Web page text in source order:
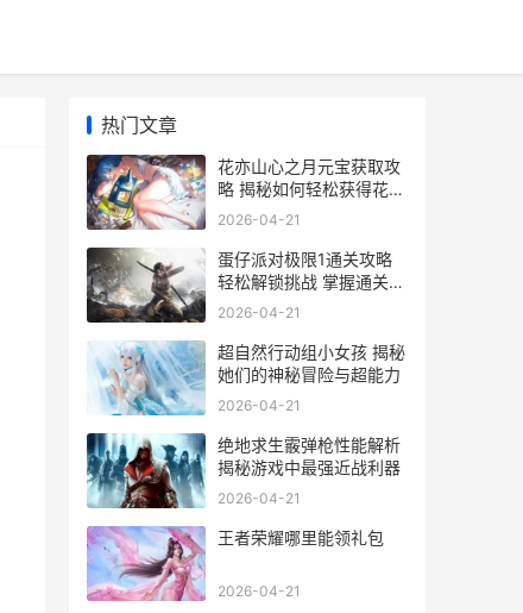
热门文章
花亦山心之月元宝获取攻
略 揭秘如何轻松获得花亦
山心之月元宝
2026-04-21
蛋仔派对极限1通关攻略
轻松解锁挑战 掌握通关秘
诀
2026-04-21
超自然行动组小女孩 揭秘
她们的神秘冒险与超能力
2026-04-21
绝地求生霰弹枪性能解析
揭秘游戏中最强近战利器
2026-04-21
王者荣耀哪里能领礼包
2026-04-21